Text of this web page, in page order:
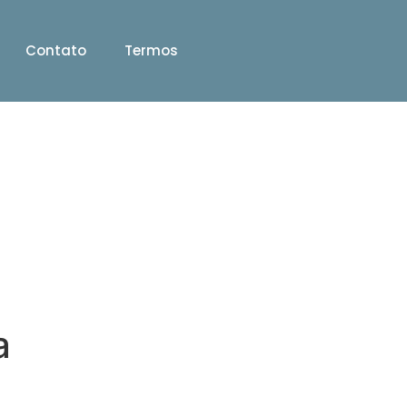
Contato Termos